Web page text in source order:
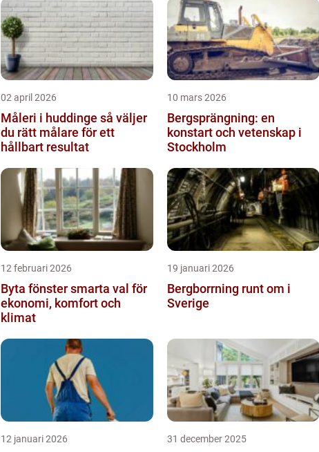
02 april 2026
Måleri i huddinge så väljer
du rätt målare för ett
hållbart resultat
10 mars 2026
Bergsprängning: en
konstart och vetenskap i
Stockholm
12 februari 2026
Byta fönster smarta val för
ekonomi, komfort och
klimat
19 januari 2026
Bergborrning runt om i
Sverige
12 januari 2026 31 december 2025